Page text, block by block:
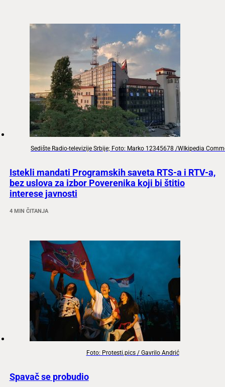
Sedište Radio-televizije Srbije; Foto: Marko 12345678 /WIkipedia
Istekli mandati Programskih saveta RTS-a i RTV-a,
bez uslova za izbor Poverenika koji bi štitio
interese javnosti
4 MIN ČITANJA
Foto: Protesti.pics / Gavrilo Andrić
Spavač se probudio